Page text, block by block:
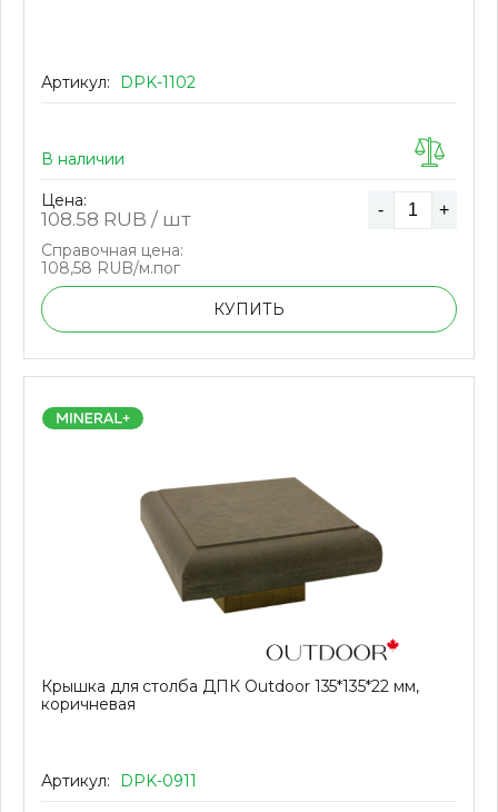
Артикул: DPK-1102
В наличии
Цена:
108.58 RUB / шт - +
Справочная цена:
108,58 RUB/м.пог
КУПИТЬ
Крышка для столба ДПК Outdoor 135*135*22 мм,
коричневая
Артикул: DPK-0911